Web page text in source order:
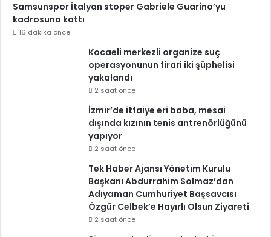
Samsunspor İtalyan stoper Gabriele Guarino’yu
kadrosuna kattı
16 dakika önce
Kocaeli merkezli organize suç
operasyonunun firari iki şüphelisi
yakalandı
2 saat önce
İzmir’de itfaiye eri baba, mesai
dışında kızının tenis antrenörlüğünü
yapıyor
2 saat önce
Tek Haber Ajansı Yönetim Kurulu
Başkanı Abdurrahim Solmaz’dan
Adıyaman Cumhuriyet Başsavcısı
Özgür Celbek’e Hayırlı Olsun Ziyareti
2 saat önce